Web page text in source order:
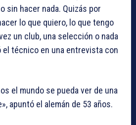
sin hacer nada. Quizás por
lo que quiero, lo que tengo
un club, una selección o nada
el técnico en una entrevista con
el mundo se pueda ver de una
apuntó el alemán de 53 años.